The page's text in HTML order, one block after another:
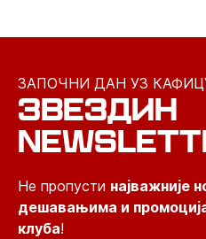
ЗАПОЧНИ ДАН УЗ
ЗВЕЗДИН
Не пропусти најважније
дешавањима и
клуба!